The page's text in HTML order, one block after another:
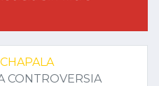
CHAPALA
CONTROVERSIA